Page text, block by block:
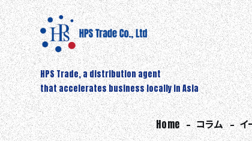
HPS Trade, a distribution agent
that accelerates business locally in Asia
Home コラム イ